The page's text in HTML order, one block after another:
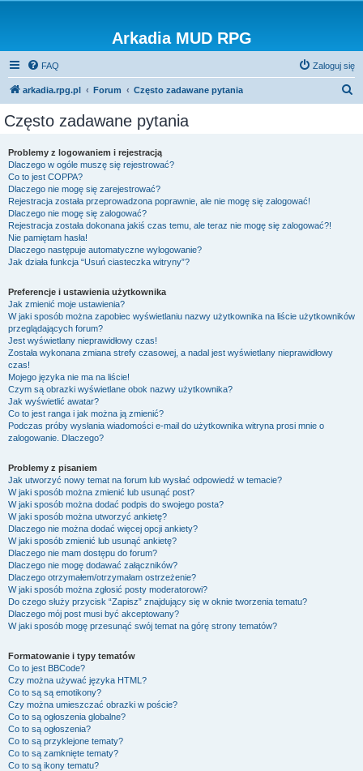
Arkadia MUD RPG
FAQ Zaloguj się
arkadia.rpg.pl Forum Często zadawane pytania
Często zadawane pytania
Problemy z logowaniem i rejestracją
Dlaczego w ogóle muszę się rejestrować?
Co to jest COPPA?
Dlaczego nie mogę się zarejestrować?
Rejestracja została przeprowadzona poprawnie, ale nie mogę się zalogować!
Dlaczego nie mogę się zalogować?
Rejestracja została dokonana jakiś czas temu, ale teraz nie mogę się zalogować?!
Nie pamiętam hasła!
Dlaczego następuje automatyczne wylogowanie?
Jak działa funkcja “Usuń ciasteczka witryny”?
Preferencje i ustawienia użytkownika
Jak zmienić moje ustawienia?
W jaki sposób można zapobiec wyświetlaniu nazwy użytkownika na liście użytkowników
przeglądających forum?
Jest wyświetlany nieprawidłowy czas!
Została wykonana zmiana strefy czasowej, a nadal jest wyświetlany nieprawidłowy
czas!
Mojego języka nie ma na liście!
Czym są obrazki wyświetlane obok nazwy użytkownika?
Jak wyświetlić awatar?
Co to jest ranga i jak można ją zmienić?
Podczas próby wysłania wiadomości e-mail do użytkownika witryna prosi mnie o
zalogowanie. Dlaczego?
Problemy z pisaniem
Jak utworzyć nowy temat na forum lub wysłać odpowiedź w temacie?
W jaki sposób można zmienić lub usunąć post?
W jaki sposób można dodać podpis do swojego posta?
W jaki sposób można utworzyć ankietę?
Dlaczego nie można dodać więcej opcji ankiety?
W jaki sposób zmienić lub usunąć ankietę?
Dlaczego nie mam dostępu do forum?
Dlaczego nie mogę dodawać załączników?
Dlaczego otrzymałem/otrzymałam ostrzeżenie?
W jaki sposób można zgłosić posty moderatorowi?
Do czego służy przycisk “Zapisz” znajdujący się w oknie tworzenia tematu?
Dlaczego mój post musi być akceptowany?
W jaki sposób mogę przesunąć swój temat na górę strony tematów?
Formatowanie i typy tematów
Co to jest BBCode?
Czy można używać języka HTML?
Co to są są emotikony?
Czy można umieszczać obrazki w poście?
Co to są ogłoszenia globalne?
Co to są ogłoszenia?
Co to są przyklejone tematy?
Co to są zamknięte tematy?
Co to są ikony tematu?